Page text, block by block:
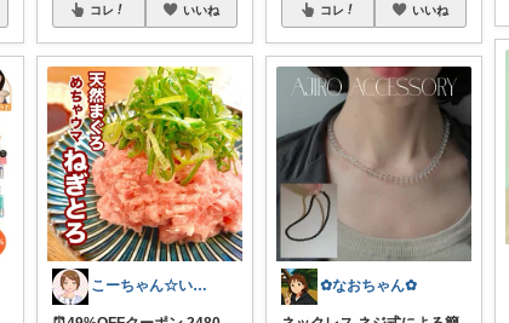
コレ いいね
こーちゃん☆いつもありがと🩷
コレ いいね
✿なおちゃん✿